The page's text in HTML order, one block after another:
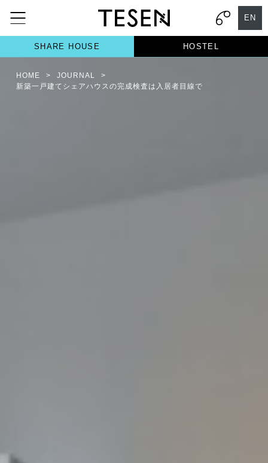
EN
SHARE HOUSE HOSTEL
HOME > JOURNAL
>
新築一戸建てシェアハウスの完成検査は入居者目線で